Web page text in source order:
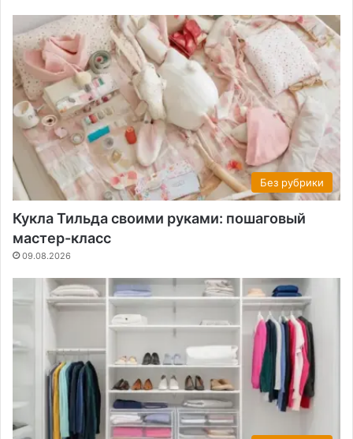
Без рубрики
Кукла Тильда своими руками: пошаговый
мастер-класс
09.08.2026